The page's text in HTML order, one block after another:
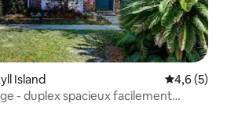
Island Évaluation
4,6 (5)
- duplex spacieux facilement